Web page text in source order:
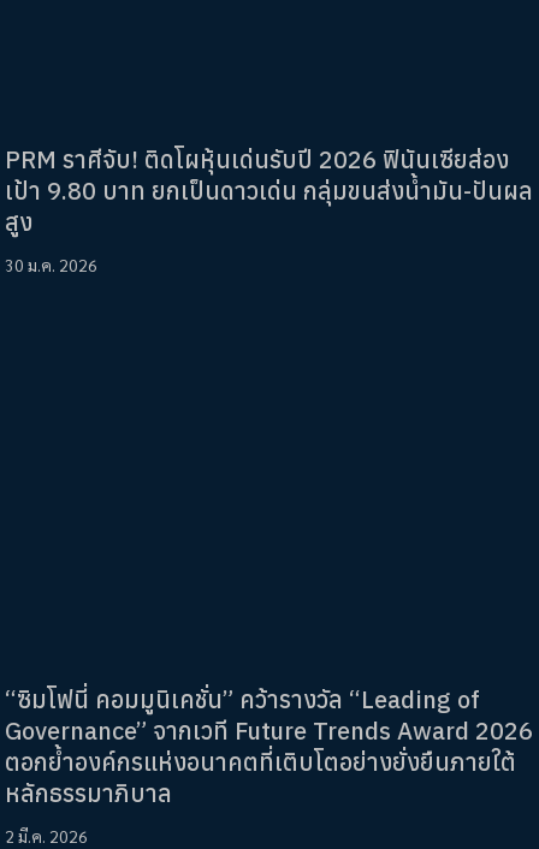
PRM ราศีจับ! ติดโผหุ้นเด่นรับปี 2026 ฟินันเซียส่อง
เป้า 9.80 บาท ยกเป็นดาวเด่น กลุ่มขนส่งน้ำมัน-ปันผล
สูง
30 ม.ค. 2026
“ซิมโฟนี่ คอมมูนิเคชั่น” คว้ารางวัล “Leading of
Governance” จากเวที Future Trends Award 2026
ตอกย้ำองค์กรแห่งอนาคตที่เติบโตอย่างยั่งยืนภายใต้
หลักธรรมาภิบาล
2 มี.ค. 2026